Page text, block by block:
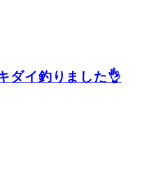
ダイ釣りました👌